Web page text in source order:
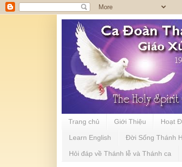
Trang chủ Giới Thiệu Hoạt
Learn English Đời Sống Thánh
Hỏi đáp về Thánh lễ và Thánh ca